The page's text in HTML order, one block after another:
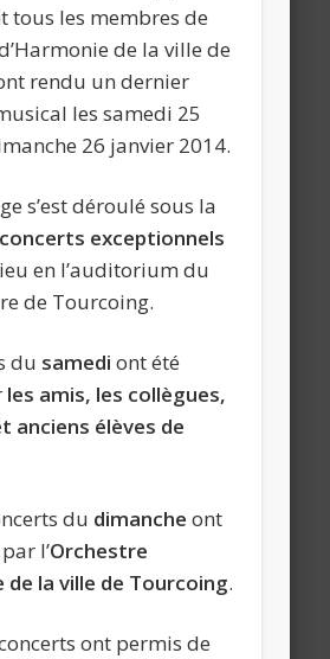
tous les membres de
de la ville de
rendu un dernier
les samedi 25
26 janvier 2014.
s’est déroulé sous la
exceptionnels
en l’auditorium du
de Tourcoing.
du samedi ont été
les amis, les collègues,
anciens élèves de
du dimanche ont
l’Orchestre
de la ville de Tourcoing.
ont permis de